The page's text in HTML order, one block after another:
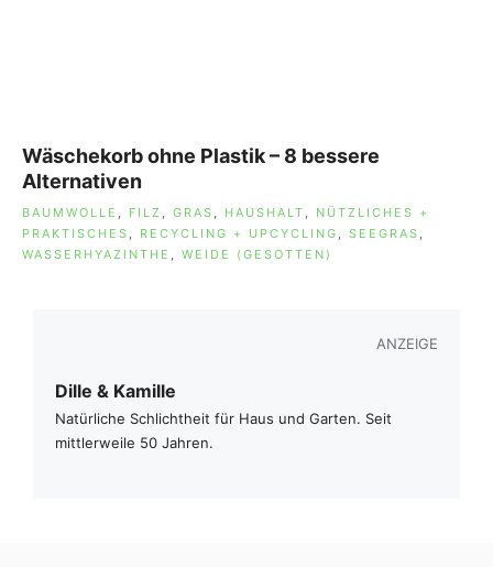
Wäschekorb ohne Plastik – 8 bessere
Alternativen
SCHLAGWÖRTER
BAUMWOLLE FILZ GRAS HAUSHALT
NÜTZLICHES +
PRAKTISCHES
RECYCLING + UPCYCLING SEEGRAS
WASSERHYAZINTHE
WEIDE (GESOTTEN)
ANZEIGE
Dille & Kamille
Natürliche Schlichtheit für Haus und Garten. Seit
mittlerweile 50 Jahren.